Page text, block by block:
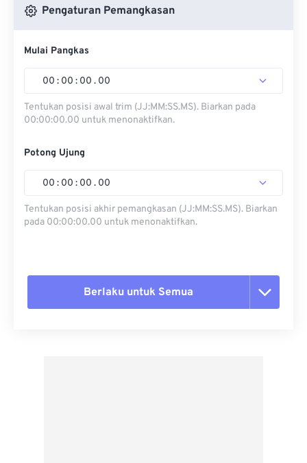
Pengaturan Pemangkasan
Mulai Pangkas
00 : 00 : 00 . 00
Tentukan posisi awal trim (JJ:MM:SS.MS). Biarkan pada
00:00:00.00 untuk menonaktifkan.
Potong Ujung
00 : 00 : 00 . 00
Tentukan posisi akhir pemangkasan (JJ:MM:SS.MS). Biarkan
pada 00:00:00.00 untuk menonaktifkan.
Berlaku untuk Semua